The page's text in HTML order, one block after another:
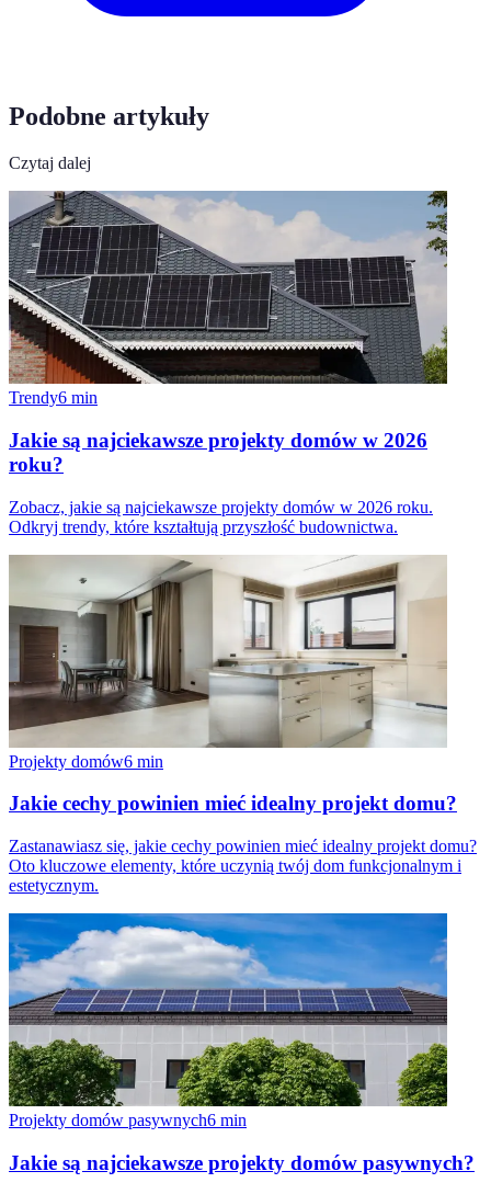
Podobne artykuły
Czytaj dalej
Trendy6 min
Jakie są najciekawsze projekty domów w 2026
roku?
Zobacz, jakie są najciekawsze projekty domów w 2026 roku.
Odkryj trendy, które kształtują przyszłość budownictwa.
Projekty domów6 min
Jakie cechy powinien mieć idealny projekt domu?
Zastanawiasz się, jakie cechy powinien mieć idealny projekt domu?
Oto kluczowe elementy, które uczynią twój dom funkcjonalnym i
estetycznym.
Projekty domów pasywnych6 min
Jakie są najciekawsze projekty domów pasywnych?